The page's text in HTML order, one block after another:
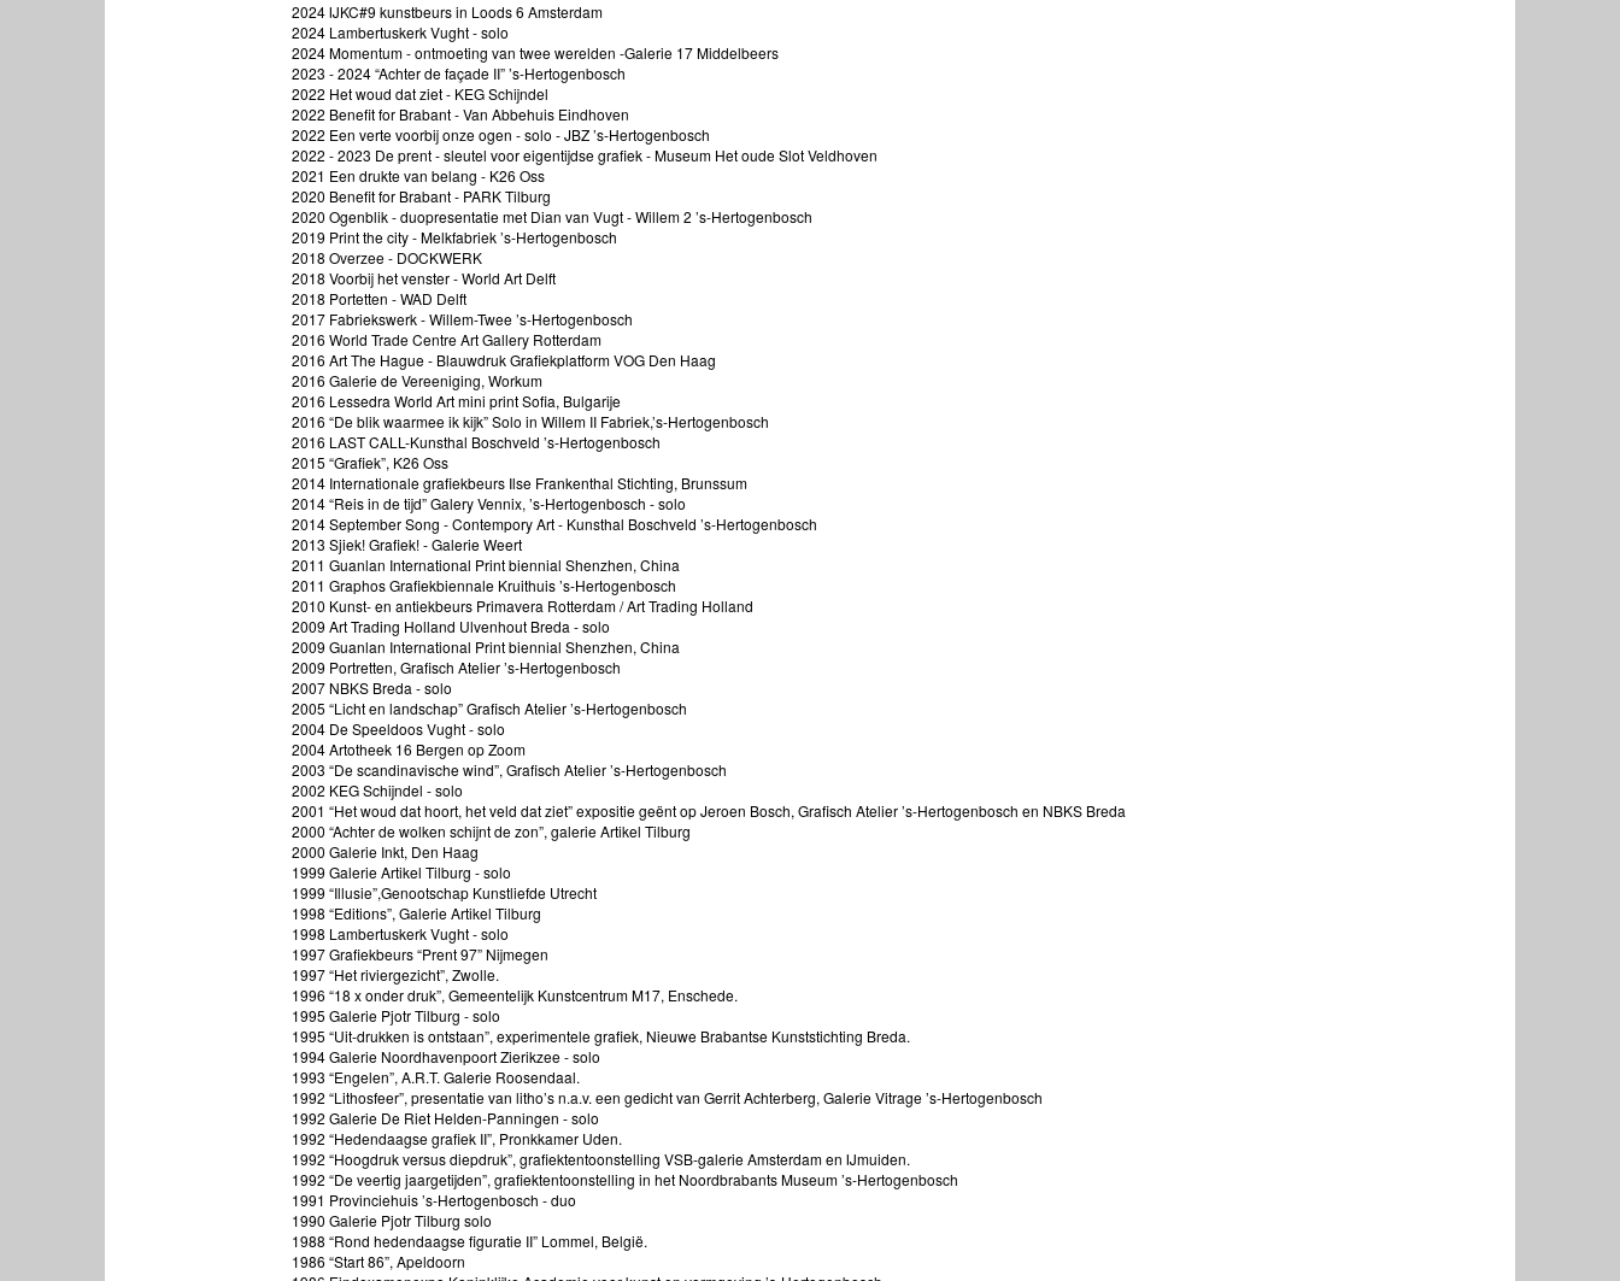
2024 IJKC#9 kunstbeurs in Loods 6 Amsterdam
2024 Lambertuskerk Vught - solo
2024 Momentum - ontmoeting van twee werelden -Galerie 17 Middelbeers
2023 - 2024 “Achter de façade II” ’s-Hertogenbosch
2022 Het woud dat ziet - KEG Schijndel
2022 Benefit for Brabant - Van Abbehuis Eindhoven
2022 Een verte voorbij onze ogen - solo - JBZ ’s-Hertogenbosch
2022 - 2023 De prent - sleutel voor eigentijdse grafiek - Museum Het oude Slot Veldhoven
2021 Een drukte van belang - K26 Oss
2020 Benefit for Brabant - PARK Tilburg
2020 Ogenblik - duopresentatie met Dian van Vugt - Willem 2 ’s-Hertogenbosch
2019 Print the city - Melkfabriek ’s-Hertogenbosch
2018 Overzee - DOCKWERK
2018 Voorbij het venster - World Art Delft
2018 Portetten - WAD Delft
2017 Fabriekswerk - Willem-Twee ’s-Hertogenbosch
2016 World Trade Centre Art Gallery Rotterdam
2016 Art The Hague - Blauwdruk Grafiekplatform VOG Den Haag
2016 Galerie de Vereeniging, Workum
2016 Lessedra World Art mini print Sofia, Bulgarije
2016 “De blik waarmee ik kijk” Solo in Willem II Fabriek,’s-Hertogenbosch
2016 LAST CALL-Kunsthal Boschveld ’s-Hertogenbosch
2015 “Grafiek”, K26 Oss
2014 Internationale grafiekbeurs Ilse Frankenthal Stichting, Brunssum
2014 “Reis in de tijd” Galery Vennix, ’s-Hertogenbosch - solo
2014 September Song - Contempory Art - Kunsthal Boschveld ’s-Hertogenbosch
2013 Sjiek! Grafiek! - Galerie Weert
2011 Guanlan International Print biennial Shenzhen, China
2011 Graphos Grafiekbiennale Kruithuis ’s-Hertogenbosch
2010 Kunst- en antiekbeurs Primavera Rotterdam / Art Trading Holland
2009 Art Trading Holland Ulvenhout Breda - solo
2009 Guanlan International Print biennial Shenzhen, China
2009 Portretten, Grafisch Atelier ’s-Hertogenbosch
2007 NBKS Breda - solo
2005 “Licht en landschap” Grafisch Atelier ’s-Hertogenbosch
2004 De Speeldoos Vught - solo
2004 Artotheek 16 Bergen op Zoom
2003 “De scandinavische wind”, Grafisch Atelier ’s-Hertogenbosch
2002 KEG Schijndel - solo
2001 “Het woud dat hoort, het veld dat ziet” expositie geënt op Jeroen Bosch, Grafisch Atelier ’s-Hertogenbosch en NBKS Breda
2000 “Achter de wolken schijnt de zon”, galerie Artikel Tilburg
2000 Galerie Inkt, Den Haag
1999 Galerie Artikel Tilburg - solo
1999 “Illusie”,Genootschap Kunstliefde Utrecht
1998 “Editions”, Galerie Artikel Tilburg
1998 Lambertuskerk Vught - solo
1997 Grafiekbeurs “Prent 97” Nijmegen
1997 “Het riviergezicht”, Zwolle.
1996 “18 x onder druk”, Gemeentelijk Kunstcentrum M17, Enschede.
1995 Galerie Pjotr Tilburg - solo
1995 “Uit-drukken is ontstaan”, experimentele grafiek, Nieuwe Brabantse Kunststichting Breda.
1994 Galerie Noordhavenpoort Zierikzee - solo
1993 “Engelen”, A.R.T. Galerie Roosendaal.
1992 “Lithosfeer”, presentatie van litho’s n.a.v. een gedicht van Gerrit Achterberg, Galerie Vitrage ’s-Hertogenbosch
1992 Galerie De Riet Helden-Panningen - solo
1992 “Hedendaagse grafiek II”, Pronkkamer Uden.
1992 “Hoogdruk versus diepdruk”, grafiektentoonstelling VSB-galerie Amsterdam en IJmuiden.
1992 “De veertig jaargetijden”, grafiektentoonstelling in het Noordbrabants Museum ’s-Hertogenbosch
1991 Provinciehuis ’s-Hertogenbosch - duo
1990 Galerie Pjotr Tilburg solo
1988 “Rond hedendaagse figuratie II” Lommel, België.
1986 “Start 86”, Apeldoorn